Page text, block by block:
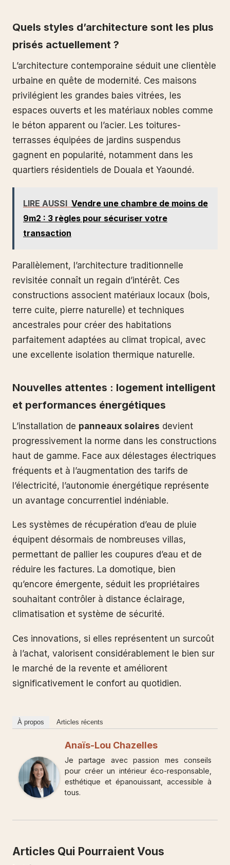
Quels styles d’architecture sont les plus
prisés actuellement ?
L’architecture contemporaine séduit une clientèle
urbaine en quête de modernité. Ces maisons
privilégient les grandes baies vitrées, les
espaces ouverts et les matériaux nobles comme
le béton apparent ou l’acier. Les toitures-
terrasses équipées de jardins suspendus
gagnent en popularité, notamment dans les
quartiers résidentiels de Douala et Yaoundé.
LIRE AUSSI Vendre une chambre de moins de
9m2 : 3 règles pour sécuriser votre
transaction
Parallèlement, l’architecture traditionnelle
revisitée connaît un regain d’intérêt. Ces
constructions associent matériaux locaux (bois,
terre cuite, pierre naturelle) et techniques
ancestrales pour créer des habitations
parfaitement adaptées au climat tropical, avec
une excellente isolation thermique naturelle.
Nouvelles attentes : logement intelligent
et performances énergétiques
L’installation de panneaux solaires devient
progressivement la norme dans les constructions
haut de gamme. Face aux délestages électriques
fréquents et à l’augmentation des tarifs de
l’électricité, l’autonomie énergétique représente
un avantage concurrentiel indéniable.
Les systèmes de récupération d’eau de pluie
équipent désormais de nombreuses villas,
permettant de pallier les coupures d’eau et de
réduire les factures. La domotique, bien
qu’encore émergente, séduit les propriétaires
souhaitant contrôler à distance éclairage,
climatisation et système de sécurité.
Ces innovations, si elles représentent un surcoût
à l’achat, valorisent considérablement le bien sur
le marché de la revente et améliorent
significativement le confort au quotidien.
À propos Articles récents
Anaïs-Lou Chazelles
Je partage avec passion mes conseils
pour créer un intérieur éco-responsable,
esthétique et épanouissant, accessible à
tous.
Articles Qui Pourraient Vous